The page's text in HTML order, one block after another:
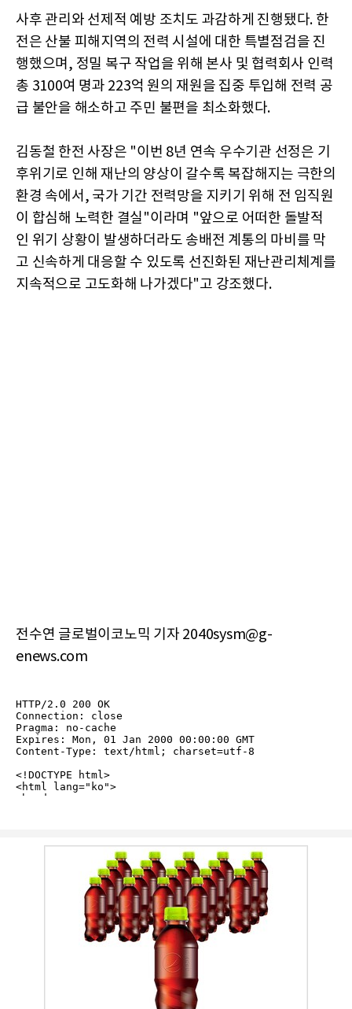
사후 관리와 선제적 예방 조치도 과감하게 진행됐다. 한
전은 산불 피해지역의 전력 시설에 대한 특별점검을 진
행했으며, 정밀 복구 작업을 위해 본사 및 협력회사 인력
총 3100여 명과 223억 원의 재원을 집중 투입해 전력 공
급 불안을 해소하고 주민 불편을 최소화했다.
김동철 한전 사장은 "이번 8년 연속 우수기관 선정은 기
후위기로 인해 재난의 양상이 갈수록 복잡해지는 극한의
환경 속에서, 국가 기간 전력망을 지키기 위해 전 임직원
이 합심해 노력한 결실"이라며 "앞으로 어떠한 돌발적
인 위기 상황이 발생하더라도 송배전 계통의 마비를 막
고 신속하게 대응할 수 있도록 선진화된 재난관리체계를
지속적으로 고도화해 나가겠다"고 강조했다.
전수연 글로벌이코노믹 기자 2040sysm@g-
enews.com